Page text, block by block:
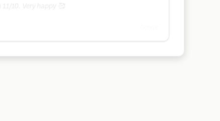
10. Very happy 🥰